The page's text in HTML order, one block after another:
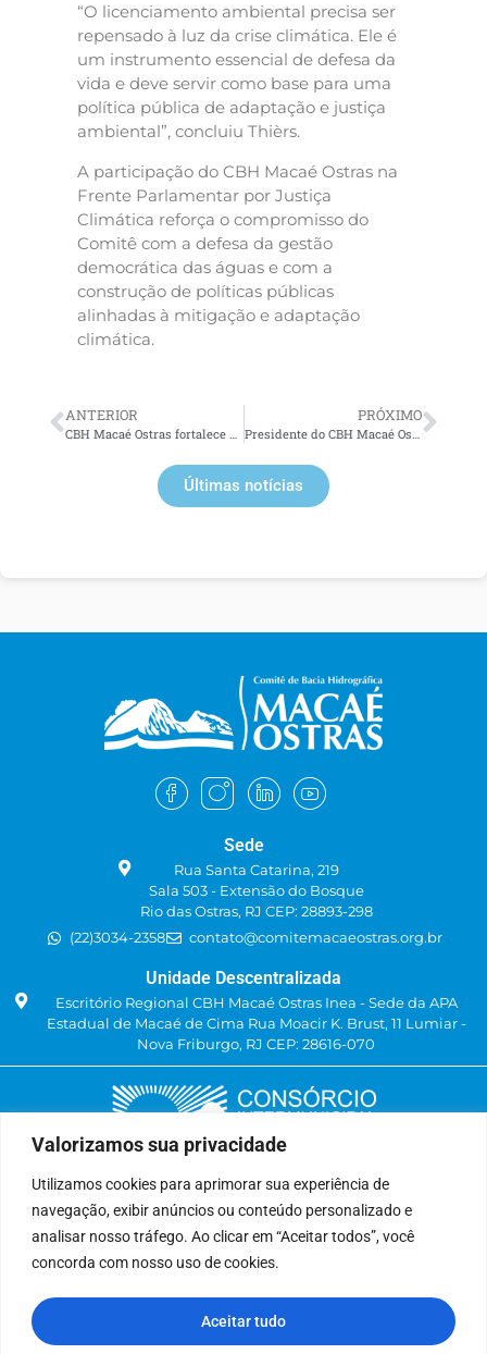
Valorizamos sua privacidade
Utilizamos cookies para aprimorar sua experiência de
navegação, exibir anúncios ou conteúdo personalizado e
analisar nosso tráfego. Ao clicar em “Aceitar todos”, você
concorda com nosso uso de cookies.
Aceitar tudo
“O licenciamento ambiental precisa ser
repensado à luz da crise climática. Ele é
um instrumento essencial de defesa da
vida e deve servir como base para uma
política pública de adaptação e justiça
ambiental”, concluiu Thièrs.
A participação do CBH Macaé Ostras na
Frente Parlamentar por Justiça
Climática reforça o compromisso do
Comitê com a defesa da gestão
democrática das águas e com a
construção de políticas públicas
alinhadas à mitigação e adaptação
climática.
ANTERIOR PRÓXIMO
Últimas notícias
Sede
Rua Santa Catarina, 219
Sala 503 - Extensão do Bosque
Rio das Ostras, RJ CEP: 28893-298
(22)3034-2358
contato@comitemacaeostras.org.br
Unidade Descentralizada
Escritório Regional CBH Macaé Ostras Inea - Sede da APA
Estadual de Macaé de Cima Rua Moacir K. Brust, 11 Lumiar -
Nova Friburgo, RJ CEP: 28616-070
Delegatária (CILSJ)
Rua: Avenida Um, n° 01, Lote 01, Quadra 11
Bairro: Jardins de São Pedro
São Pedro da Aldeia, RJ
(22) 9 8841-2358